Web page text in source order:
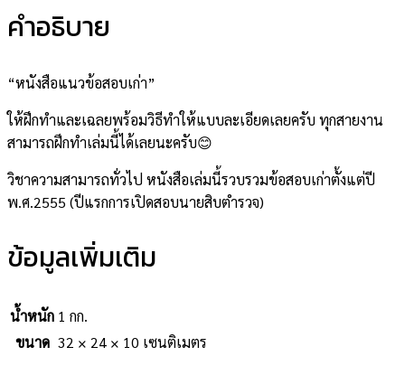
คำอธิบาย
“หนังสือแนวข้อสอบเก่า”
ให้ฝึกทำและเฉลยพร้อมวิธีทำให้แบบละเอียดเลยครับ ทุกสายงาน
สามารถฝึกทำเล่มนี้ได้เลยนะครับ😊
วิชาความสามารถทั่วไป หนังสือเล่มนี้รวบรวมข้อสอบเก่าตั้งแต่ปี
พ.ศ.2555 (ปีแรกการเปิดสอบนายสิบตำรวจ)
ข้อมูลเพิ่มเติม
น้ำหนัก 1 กก.
ขนาด 32 × 24 × 10 เซนติเมตร